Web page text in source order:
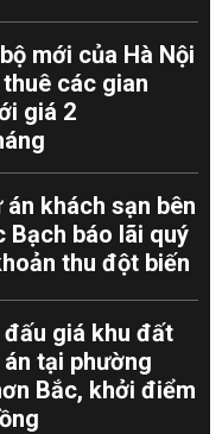
mới của Hà Nội
các gian
giá 2
án khách sạn bên
Bạch báo lãi quý
thu đột biến
đấu giá khu đất
tại phường
Bắc, khởi điểm